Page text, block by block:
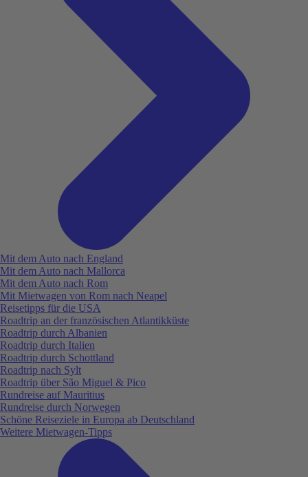
Mit dem Auto nach England
Mit dem Auto nach Mallorca
Mit dem Auto nach Rom
Mit Mietwagen von Rom nach Neapel
Reisetipps für die USA
Roadtrip an der französischen Atlantikküste
Roadtrip durch Albanien
Roadtrip durch Italien
Roadtrip durch Schottland
Roadtrip nach Sylt
Roadtrip über São Miguel & Pico
Rundreise auf Mauritius
Rundreise durch Norwegen
Schöne Reiseziele in Europa ab Deutschland
Weitere Mietwagen-Tipps